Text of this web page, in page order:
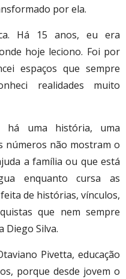
por ela.
Há 15 anos, eu era
hoje leciono. Foi por
espaços que sempre
realidades muito
há uma história, uma
números não mostram o
a família ou que está
enquanto cursa as
de histórias, vínculos,
que nem sempre
Diego Silva.
Pivetta, educação
porque desde jovem o